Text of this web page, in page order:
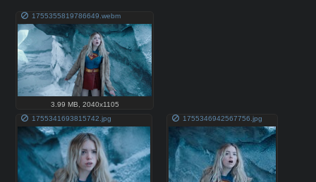
1755355819786649.webm
3.99 MB
2040x1105
1755341693815742.jpg
1755346942567756.jpg